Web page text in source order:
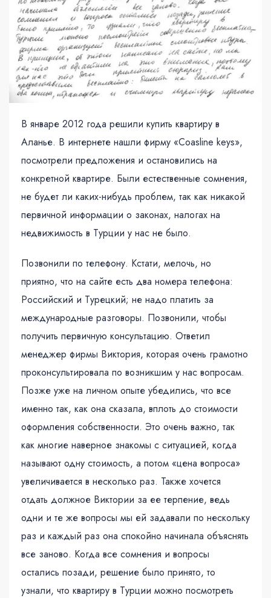
В январе 2012 года решили купить квартиру в
Аланье. В интернете нашли фирму «Coasline keys»,
посмотрели предложения и остановились на
конкретной квартире. Были естественные сомнения,
не будет ли каких-нибудь проблем, так как никакой
первичной информации о законах, налогах на
недвижимость в Турции у нас не было.
Позвонили по телефону. Кстати, мелочь, но
приятно, что на сайте есть два номера телефона:
Российский и Турецкий; не надо платить за
международные разговоры. Позвонили, чтобы
получить первичную консультацию. Ответил
менеджер фирмы Виктория, которая очень грамотно
проконсультировала по возникшим у нас вопросам.
Позже уже на личном опыте убедились, что все
именно так, как она сказала, вплоть до стоимости
оформления собственности. Это очень важно, так
как многие наверное знакомы с ситуацией, когда
называют одну стоимость, а потом «цена вопроса»
увеличивается в несколько раз. Также хочется
отдать должное Виктории за ее терпение, ведь
одни и те же вопросы мы ей задавали по нескольку
раз и каждый раз она спокойно начинала объяснять
все заново. Когда все сомнения и вопросы
остались позади, решение было принято, то
узнали, что квартиру в Турции можно посмотреть